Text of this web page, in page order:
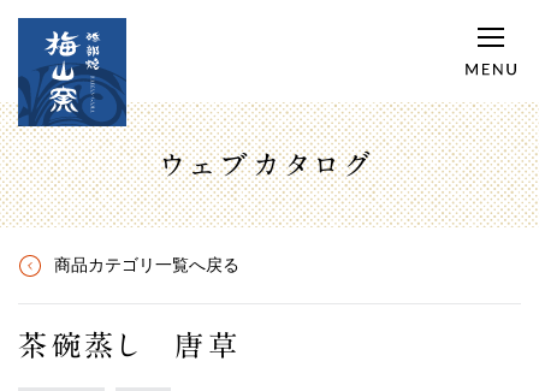
ウェブカタログ
商品カテゴリ一覧へ戻る
茶碗蒸し 唐草